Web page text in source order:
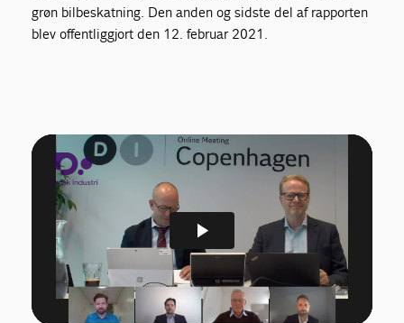
grøn bilbeskatning. Den anden og sidste del af rapporten
blev offentliggjort den 12. februar 2021.